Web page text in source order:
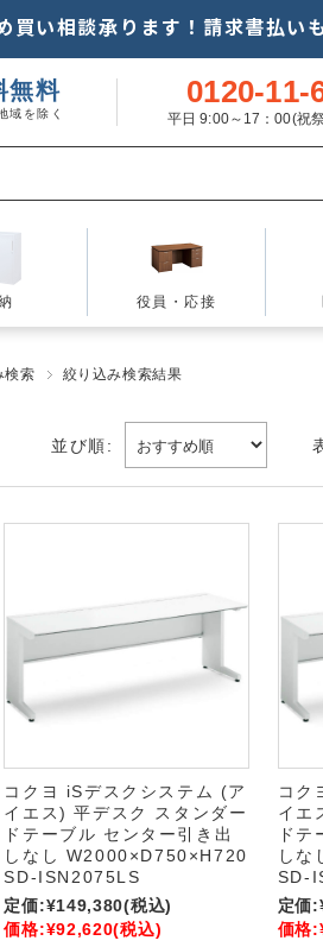
い相談承ります！請求書払い
無料
域を除く
0120-11-
平日 9:00～17：00(祝祭
役員・応接
検索 絞り込み検索結果
並び順:
コクヨ iSデスクシステム (ア
イエス) 平デスク スタンダー
ドテーブル センター引き出
しなし W2000×D750×H720
SD-ISN2075LS
定価:¥149,380(税込)
価格:¥92,620(税込)
コク
イエ
ドテ
し
SD-
定価:
価格: